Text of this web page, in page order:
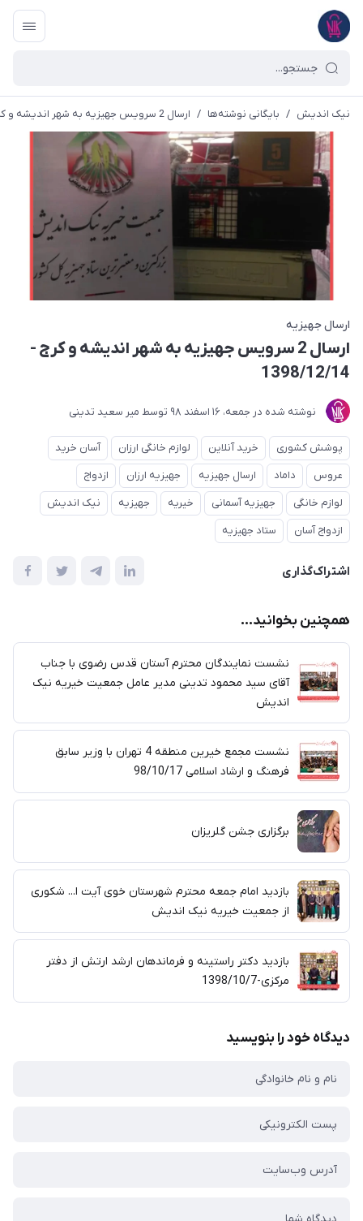
نیک اندیش / بایگانی نوشته‌ها / ارسال 2 سرویس جهیزیه به شهر اندیشه و کرج - 1398/12/14
ارسال جهیزیه
ارسال 2 سرویس جهیزیه به شهر اندیشه و کرج -
1398/12/14
نوشته شده در جمعه، 16 اسفند 98 توسط میر سعید تدینی
پوشش کشوری خرید آنلاین لوازم خانگی ارزان
آسان خرید
عروس
داماد ارسال جهیزیه جهیزیه ارزان
ازدواج
لوازم خانگی
جهیزیه آسمانی خیریه جهیزیه
نیک اندیش
ازدواج آسان
ستاد جهیزیه
اشتراک‌گذاری
همچنین بخوانید...
نشست نمایندگان محترم آستان قدس رضوی با جناب
آقای سید محمود تدینی مدیر عامل جمعیت خیریه نیک
اندیش
نشست مجمع خیرین منطقه 4 تهران با وزیر سابق
فرهنگ و ارشاد اسلامی 98/10/17
برگزاری جشن گلریزان
بازدید امام جمعه محترم شهرستان خوی آیت ا... شکوری
از جمعیت خیریه نیک اندیش
بازدید دکتر راستینه و فرماندهان ارشد ارتش از دفتر
مرکزی-1398/10/7
دیدگاه خود را بنویسید